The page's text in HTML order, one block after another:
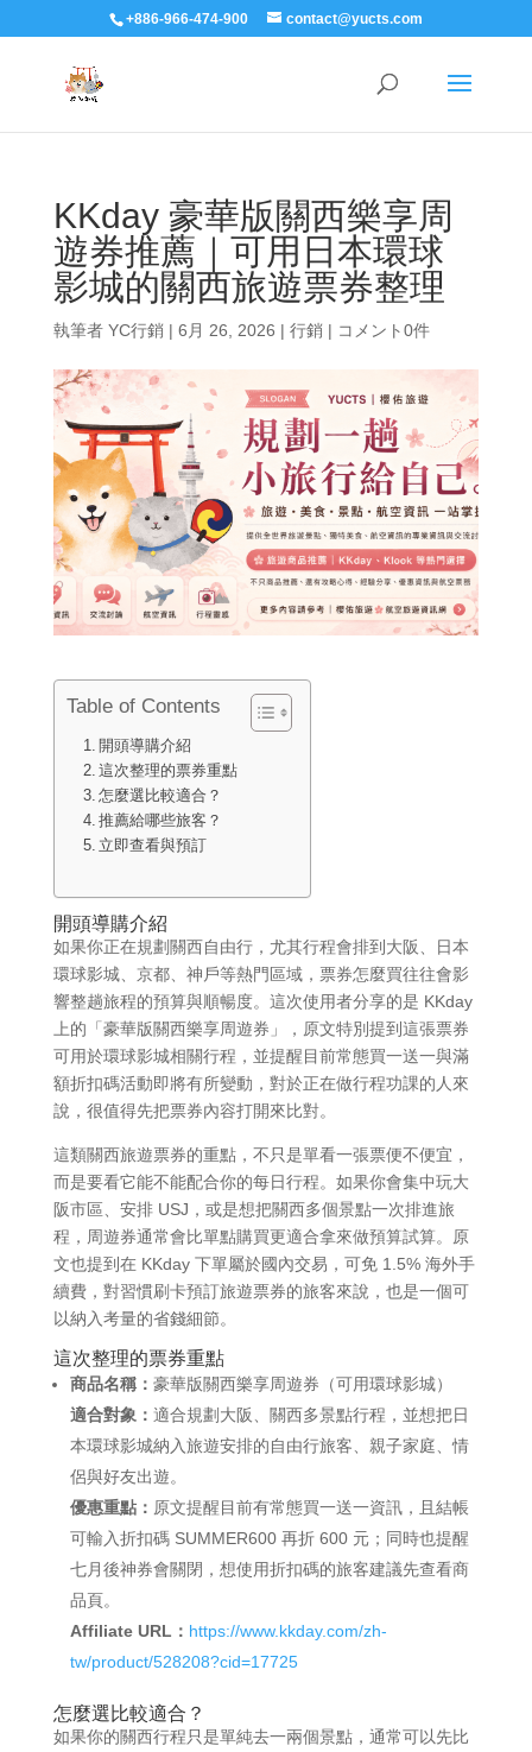
+886-966-474-900 contact@yucts.com
KKday 豪華版關西樂享周
遊券推薦｜可用日本環球
影城的關西旅遊票券整理
執筆者 YC行銷| 6月 26, 2026 | 行銷| コメント0件
Table of Contents
開頭導購介紹
這次整理的票券重點
怎麼選比較適合？
推薦給哪些旅客？
立即查看與預訂
開頭導購介紹
如果你正在規劃關西自由行，尤其行程會排到大阪、日本
環球影城、京都、神戶等熱門區域，票券怎麼買往往會影
響整趟旅程的預算與順暢度。這次使用者分享的是 KKday
上的「豪華版關西樂享周遊券」，原文特別提到這張票券
可用於環球影城相關行程，並提醒目前常態買一送一與滿
額折扣碼活動即將有所變動，對於正在做行程功課的人來
說，很值得先把票券內容打開來比對。
這類關西旅遊票券的重點，不只是單看一張票便不便宜，
而是要看它能不能配合你的每日行程。如果你會集中玩大
阪市區、安排 USJ，或是想把關西多個景點一次排進旅
程，周遊券通常會比單點購買更適合拿來做預算試算。原
文也提到在 KKday 下單屬於國內交易，可免 1.5% 海外手
續費，對習慣刷卡預訂旅遊票券的旅客來說，也是一個可
以納入考量的省錢細節。
這次整理的票券重點
商品名稱： 豪華版關西樂享周遊券（可用環球影城）
適合對象： 適合規劃大阪、關西多景點行程，並想把日
本環球影城納入旅遊安排的自由行旅客、親子家庭、情
侶與好友出遊。
優惠重點： 原文提醒目前有常態買一送一資訊，且結帳
可輸入折扣碼 SUMMER600 再折 600 元；同時也提醒
七月後神券會關閉，想使用折扣碼的旅客建議先查看商
品頁。
Affiliate URL： https://www.kkday.com/zh-
tw/product/528208?cid=17725
怎麼選比較適合？
如果你的關西行程只是單純去一兩個景點，通常可以先比